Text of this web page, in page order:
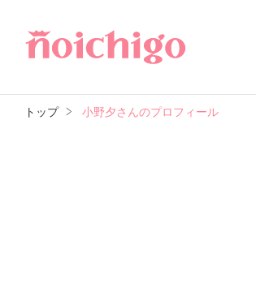
トップ 小野夕さんのプロフィール